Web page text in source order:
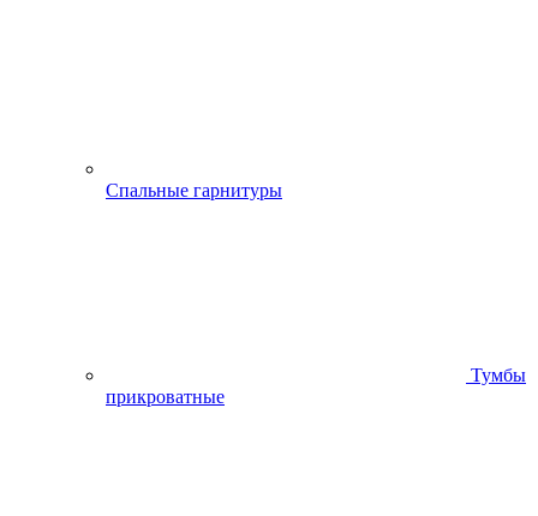
Спальные гарнитуры
Тумбы
прикроватные